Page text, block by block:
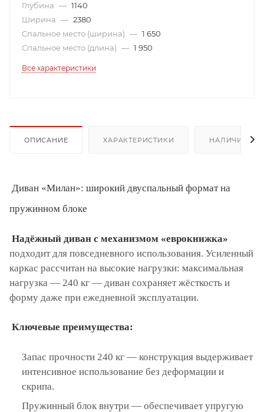
Глубина — 1140
Ширина — 2380
Спальное место (ширина) — 1 650
Спальное место (длина) — 1 950
Все характеристики
ОПИСАНИЕ ХАРАКТЕРИСТИКИ НАЛИЧИЕ
Диван «Милан»: широкий двуспальный формат на
пружинном блоке
Надёжный диван с механизмом «еврокнижка»
подходит для повседневного использования. Усиленный
каркас рассчитан на высокие нагрузки: максимальная
нагрузка — 240 кг — диван сохраняет жёсткость и
форму даже при ежедневной эксплуатации.
Ключевые преимущества:
Запас прочности 240 кг — конструкция выдерживает
интенсивное использование без деформации и
скрипа.
Пружинный блок внутри — обеспечивает упругую